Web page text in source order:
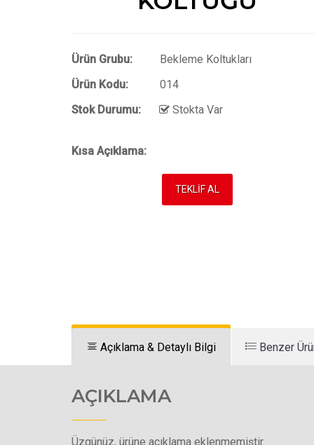
Ürün Grubu:
Bekleme Koltukları
Ürün Kodu:
014
Stok Durumu:
Stokta Var
Kısa Açıklama:
TEKLİF AL
Açıklama & Detaylı Bilgi Benzer
AÇIKLAMA
Üzgünüz, ürüne açıklama eklenmemiştir.